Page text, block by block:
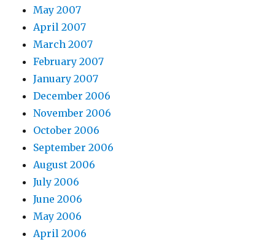
May 2007
April 2007
March 2007
February 2007
January 2007
December 2006
November 2006
October 2006
September 2006
August 2006
July 2006
June 2006
May 2006
April 2006